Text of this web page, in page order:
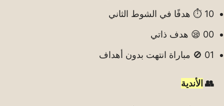
10 ⏱️ هدفًا في الشوط الثاني
00 😪 هدف ذاتي
01 🚫 مباراة انتهت بدون أهداف
👥 الأندية